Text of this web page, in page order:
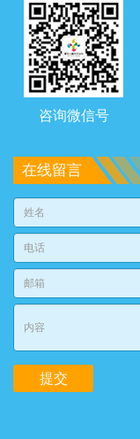
咨询微信号
在线留言